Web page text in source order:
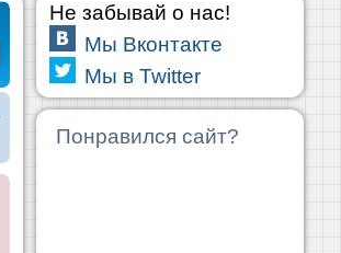
Не забывай о нас!
Мы Вконтакте
Мы в Twitter
Понравился сайт?